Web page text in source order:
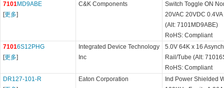
7101MD9ABE
[更多]
C&K Components
Switch Toggle ON
20VAC 20VDC
(Alt: 7101MD9ABE)
RoHS: Compliant
71016S12PHG
[更多]
Integrated Device Technology
Inc
5.0V 64K x 16
Rail/Tube (Alt:
RoHS: Compliant
DR127-101-R
Eaton Corporation
Ind Power Shielded